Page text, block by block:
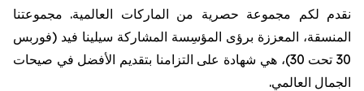
نقدم لكم مجموعة حصرية من الماركات العالمية. مجموعتنا
المنسقة، المعززة برؤى المؤسِسة المشاركة سيلينا فيد (فوربس
30 تحت 30)، هي شهادة على التزامنا بتقديم الأفضل في صيحات
الجمال العالمي.